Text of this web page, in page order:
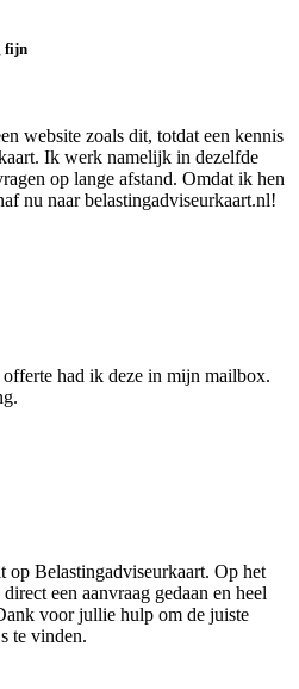
fijn
website zoals dit, totdat een kennis
Ik werk namelijk in dezelfde
op lange afstand. Omdat ik hen
nu naar belastingadviseurkaart.nl!
had ik deze in mijn mailbox.
Belastingadviseurkaart. Op het
een aanvraag gedaan en heel
voor jullie hulp om de juiste
te vinden.